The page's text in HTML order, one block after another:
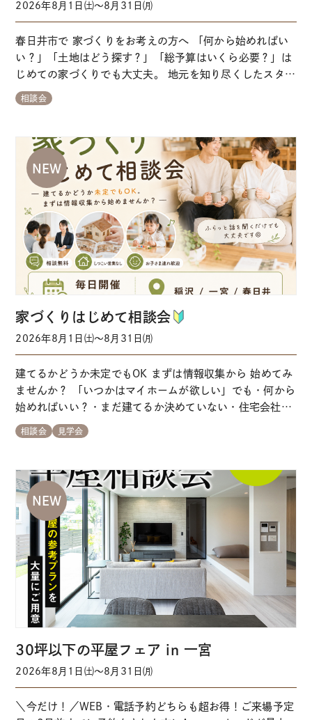
2026年8月1日㈯～8月31日㈪
春日井市で 家づくりをお考えの方へ 「何から始めればい
い？」「土地はどう探す？」「総予算はいくら必要？」は
じめての家づくりでも大丈夫。 地元を知り尽くしたスタッ
フが一から丁寧にサポートします。 来場予約はこちらから
※事前にご予約いただくとスムーズにご案内できます ※当
ンス①→②にお掛けください】↑タップ…
相談会
家づくりはじめて相談会
2026年8月1日㈯～8月31日㈪
建てるかどうか未定でもOK まずは情報収集から 始めてみ
ませんか？ 「いつかはマイホームが欲しい」でも・何から
始めればいい？・まだ建てるか決めていない・住宅会社に
行くのは少し不安… そんな方のためのはじめての家づくり
相談会です。 各会場の来場予約はこちらから ※事前にご
者さん大歓迎 ／経験豊かなスタッフが…
相談会 見学会
30坪以下の平屋フェア in 一宮
2026年8月1日㈯～8月31日㈪
＼今だけ！／WEB・電話予約どちらも超お得！ご来場予定